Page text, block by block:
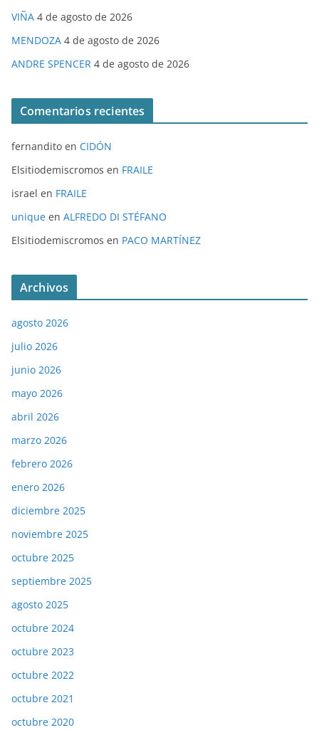
VIÑA 4 de agosto de 2026
MENDOZA 4 de agosto de 2026
ANDRE SPENCER 4 de agosto de 2026
Comentarios recientes
fernandito en CIDÓN
Elsitiodemiscromos en FRAILE
israel en FRAILE
unique en ALFREDO DI STÉFANO
Elsitiodemiscromos en PACO MARTÍNEZ
Archivos
agosto 2026
julio 2026
junio 2026
mayo 2026
abril 2026
marzo 2026
febrero 2026
enero 2026
diciembre 2025
noviembre 2025
octubre 2025
septiembre 2025
agosto 2025
octubre 2024
octubre 2023
octubre 2022
octubre 2021
octubre 2020